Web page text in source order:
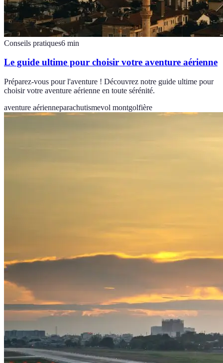
Conseils pratiques6 min
Le guide ultime pour choisir votre aventure aérienne
Préparez-vous pour l'aventure ! Découvrez notre guide ultime pour
choisir votre aventure aérienne en toute sérénité.
aventure aérienneparachutismevol montgolfière